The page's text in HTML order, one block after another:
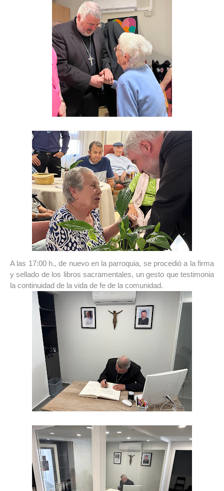
A las 17:00 h., de nuevo en la parroquia, se procedió a la firma
y sellado de los libros sacramentales, un gesto que testimonia
la continuidad de la vida de fe de la comunidad.